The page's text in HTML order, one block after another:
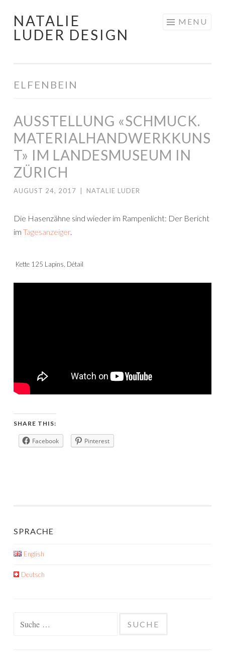
Skip
NATALIE
LUDER DESIGN
MENU
ELFENBEIN
AUSSTELLUNG «SCHMUCK.
MATERIALHANDWERKKUNS
T» IM LANDESMUSEUM IN
ZÜRICH
AUGUST 24, 2017 NATALIE LUDER
Die Hasenzähne sind wieder im Rampenlicht: Der Bericht
im Tagesanzeiger.
Kette 125 Lapins, Détail
SHARE THIS:
Facebook Pinterest
SPRACHE
English
Deutsch